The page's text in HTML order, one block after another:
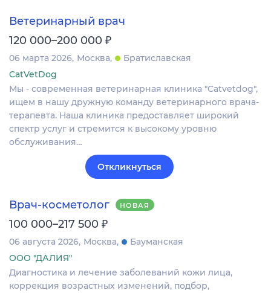
Ветеринарный врач
120 000–200 000 ₽
06 марта 2026 Москва
Братиславская
CatVetDog
Мы - современная ветеринарная клиника "Catvetdog",
ищем в нашу дружную команду ветеринарного врача-
терапевта. Наша клиника предоставляет широкий
спектр услуг и стремится к высокому уровню
обслуживания…
Откликнуться
Врач-косметолог НОВАЯ
100 000–217 500 ₽
06 августа 2026 Москва
Бауманская
ООО "ДАЛИЯ"
Диагностика и лечение заболеваний кожи лица,
коррекция возрастных изменений, подбор,